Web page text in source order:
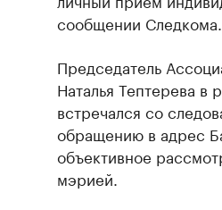
сообщении Следкома.
Председатель
Наталья Тептерева в
встречался со
обращению в адрес
объективное
мэрией.